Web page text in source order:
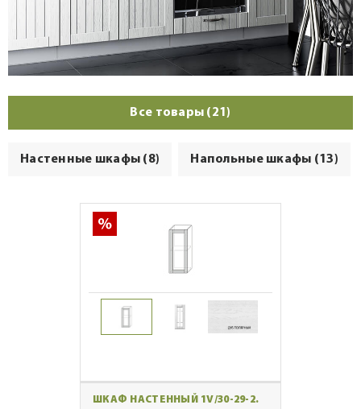
Все товары (21)
Настенные шкафы (8) Напольные шкафы (13)
ШКАФ НАСТЕННЫЙ 1V/30-29-2.